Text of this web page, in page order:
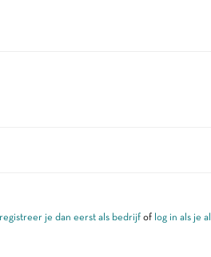
registreer je dan eerst als bedrijfof log in als je al